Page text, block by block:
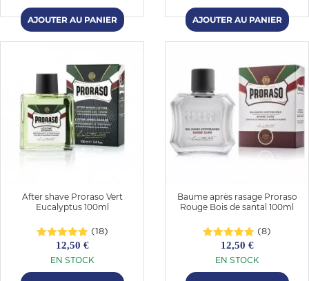
After shave Proraso Vert
Eucalyptus 100ml
(18)
12,50 €
EN STOCK
Baume après rasage Proraso
Rouge Bois de santal 100ml
(8)
12,50 €
EN STOCK